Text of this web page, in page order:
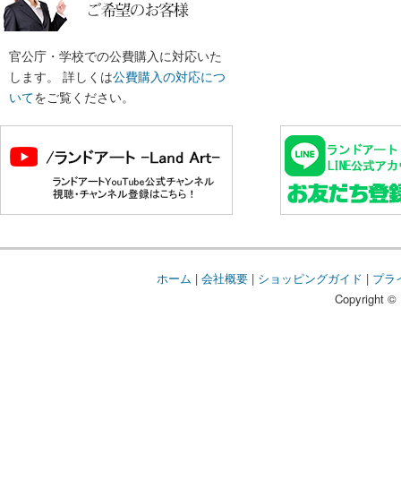
官公庁・学校での公費購入に対応いた
します。 詳しくは公費購入の対応につ
いてをご覧ください。
ホーム | 会社概要| ショッピングガイド | プラ
Copyright ©